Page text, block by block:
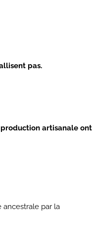
pas.
production artisanale ont
ancestrale par la